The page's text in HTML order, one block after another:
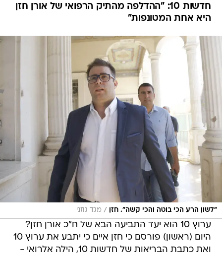
חדשות 10: "ההדלפה מהתיק הרפואי של אורן חזן
היא אחת המטונפות"
"לשון הרע הכי בוטה והכי קשה". חזן / מגד גוזני
ערוץ 10 הוא יעד התביעה הבא של ח"כ אורן חזן?
היום (ראשון) פורסם כי חזן איים כי יתבע את ערוץ 10
ואת כתבת הבריאות של חדשות 10, הילה אלרואי -